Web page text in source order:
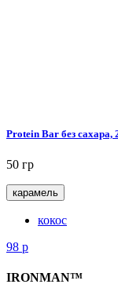
Protein Bar без сахара,
50 гр
карамель
кокос
98 р
IRONMAN™